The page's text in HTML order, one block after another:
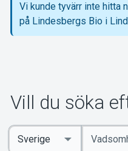
Om
Vi kunde tyvärr inte hitta
på Lindesbergs Bio i
Vill du söka
Ange
sökord
Select
Country